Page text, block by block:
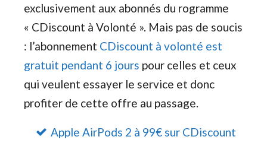
exclusivement aux abonnés du rogramme
« CDiscount à Volonté ». Mais pas de soucis
: l’abonnement CDiscount à volonté est
gratuit pendant 6 jours pour celles et ceux
qui veulent essayer le service et donc
profiter de cette offre au passage.
Apple AirPods 2 à 99€ sur CDiscount